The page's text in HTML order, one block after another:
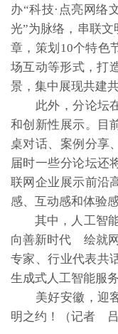
办“科技·点亮网络
光”为脉络，串联
章，策划10个特色
场互动等形式，打
景，集中展现共建
此外，分论坛在
和创新性展示。目
桌对话、案例分享
届时一些分论坛还
联网企业展示前沿
感、互动感和体验感
其中，人工智能
向善新时代 绘就
专家、行业代表共
生成式人工智能服
美好安徽，迎客
明之约！（记者 吕